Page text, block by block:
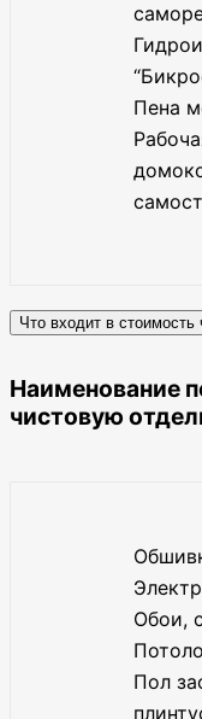
Пена
Что входит в стоимость
Наименование
чистовую
Обои,
Пол